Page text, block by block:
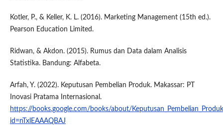
Kotler, P., & Keller, K. L. (2016). Marketing Management (15th ed.).
Pearson Education Limited.
Ridwan, & Akdon. (2015). Rumus dan Data dalam Analisis
Statistika. Bandung: Alfabeta.
Arfah, Y. (2022). Keputusan Pembelian Produk. Makassar: PT
Inovasi Pratama Internasional.
https://books.google.com/books/about/
id=nTxlEAAAQBAJ